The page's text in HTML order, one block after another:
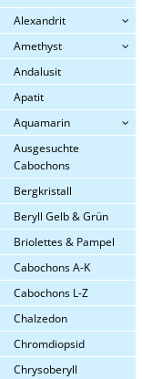
Alexandrit
Amethyst
Andalusit
Apatit
Aquamarin
Ausgesuchte
Cabochons
Bergkristall
Beryll Gelb & Grün
Briolettes & Pampel
Cabochons A-K
Cabochons L-Z
Chalzedon
Chromdiopsid
Chrysoberyll